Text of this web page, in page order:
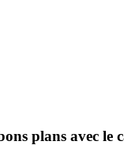
plans avec